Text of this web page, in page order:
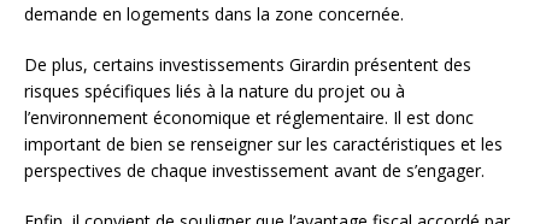
demande en logements dans la zone concernée.
De plus, certains investissements Girardin présentent des
risques spécifiques liés à la nature du projet ou à
l’environnement économique et réglementaire. Il est donc
important de bien se renseigner sur les caractéristiques et les
perspectives de chaque investissement avant de s’engager.